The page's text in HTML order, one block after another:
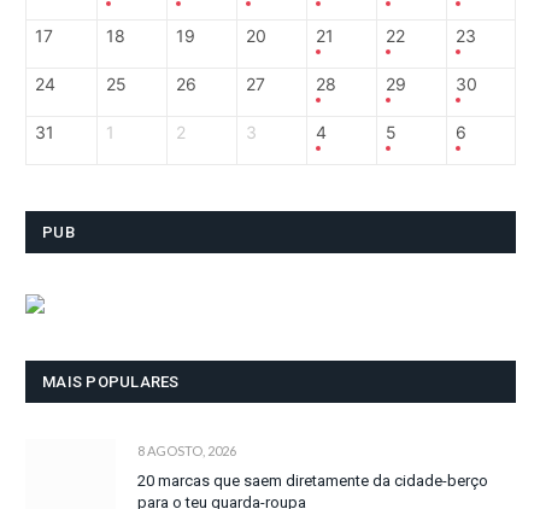
17 18 19 20 21 22 23
24 25 26 27 28 29 30
31 1 2 3 4 5 6
PUB
MAIS POPULARES
8 AGOSTO, 2026
20 marcas que saem diretamente da cidade-berço
para o teu guarda-roupa